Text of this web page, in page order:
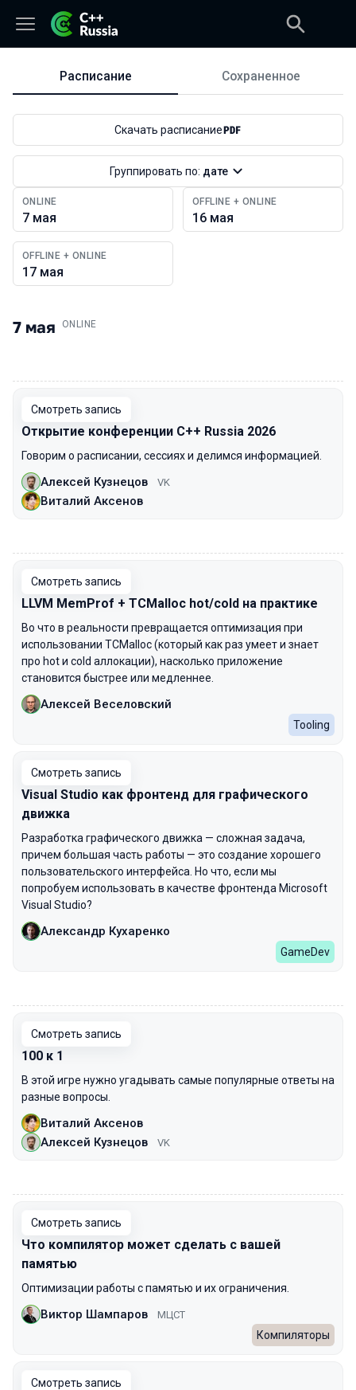
Расписание
Расписание Сохраненное
ONLINE
7 мая
OFFLINE + ONLINE
16 мая
OFFLINE + ONLINE
17 мая
Скачать расписание
Группировать по: дате
7 мая .ONLINE
Смотреть запись
Открытие конференции С++ Russia 2026
Говорим о расписании, сессиях и делимся информацией.
Алексей Кузнецов VK
Виталий Аксенов
Смотреть запись
LLVM MemProf + TCMalloc hot/cold на практике
Во что в реальности превращается оптимизация при
использовании TCMalloc (который как раз умеет и знает
про hot и cold аллокации), насколько приложение
становится быстрее или медленнее.
Алексей Веселовский
Tooling
Смотреть запись
Visual Studio как фронтенд для графического
движка
Разработка графического движка — сложная задача,
причем большая часть работы — это создание хорошего
пользовательского интерфейса. Но что, если мы
попробуем использовать в качестве фронтенда Microsoft
Visual Studio?
Александр Кухаренко
GameDev
Смотреть запись
100 к 1
В этой игре нужно угадывать самые популярные ответы на
разные вопросы.
Виталий Аксенов
Алексей Кузнецов
VK
Смотреть запись
Что компилятор может сделать с вашей
памятью
Оптимизации работы с памятью и их ограничения.
Виктор Шампаров МЦСТ
Компиляторы
Смотреть запись